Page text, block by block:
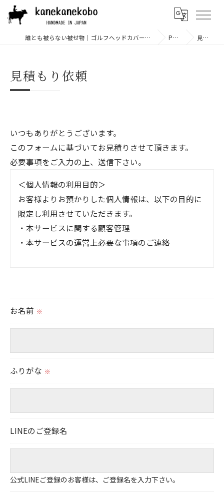
誰とも被らない被せ物｜ゴルフヘッドカバー専門店 「兼々工房」 | 本革や帆布などの上質素材を使用 PRODUCT 見積もり依頼
見積もり依頼
いつもありがとうございます。
このフォームに基づいてお見積りさせて頂きます。
必要事項をご入力の上、送信下さい。
＜個人情報の利用目的＞
お客様よりお預かりした個人情報は、以下の目的に
限定し利用させていただきます。
・本サービスに関する顧客管理
・本サービスの運営上必要な事項のご連絡
取得した個人情報を第三者に提供することはいたし
ません。
当社では、利用目的の達成に必要な範囲において、
個人情報を外部に委託する場合があります。
置をとり、適切な監督を行います。
切に安全管理対策を実施します。
お名前 ※
ふりがな ※
LINEのご登録名
公式LINEご登録のお客様は、ご登録名を入力下さい。